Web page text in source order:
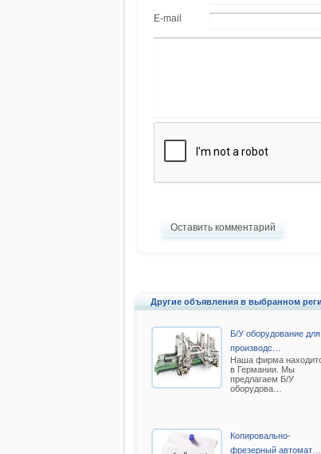
E-mail
Оставить комментарий
Другие объявления в выбранном
Б/У oборудование для
производс…
Наша фирма
в Германии. Мы
предлагаем Б/У
оборудова…
Копировально-
фрезерный автомат…